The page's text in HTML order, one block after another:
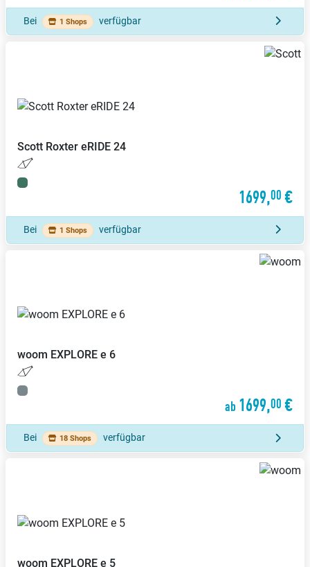
Bei 1 Shops verfügbar
Scott Roxter eRIDE 24
1699,00 €
Bei 1 Shops verfügbar
woom EXPLORE e 6
ab 1699,00 €
Bei 18 Shops verfügbar
woom EXPLORE e 5